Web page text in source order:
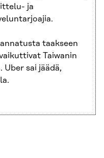
ja
taakseen
Taiwanin
sai jäädä,